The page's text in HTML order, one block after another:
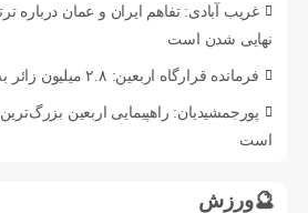
غریب آبادی: تفاهم ایران و عمان درباره
نهایی شدن است
فرمانده قرارگاه اربعین: ۲.۸ میلیون زائر به کشور بازگشتند
پورجمشیدیان: راهپیمایی اربعین
است
🔮ورزش